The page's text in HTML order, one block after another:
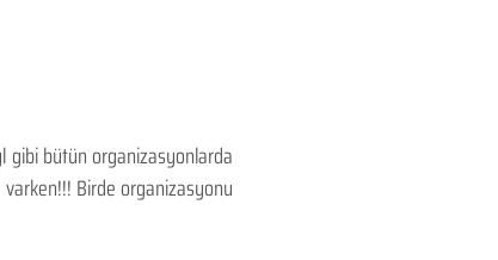
gibi bütün organizasyonlarda
Birde organizasyonu